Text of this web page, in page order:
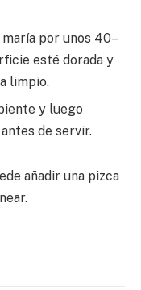
por unos 40–
esté dorada y
limpio.
y luego
de servir.
añadir una pizca